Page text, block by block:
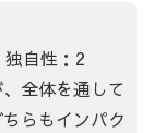
自性：2
全体を通して
らもインパク